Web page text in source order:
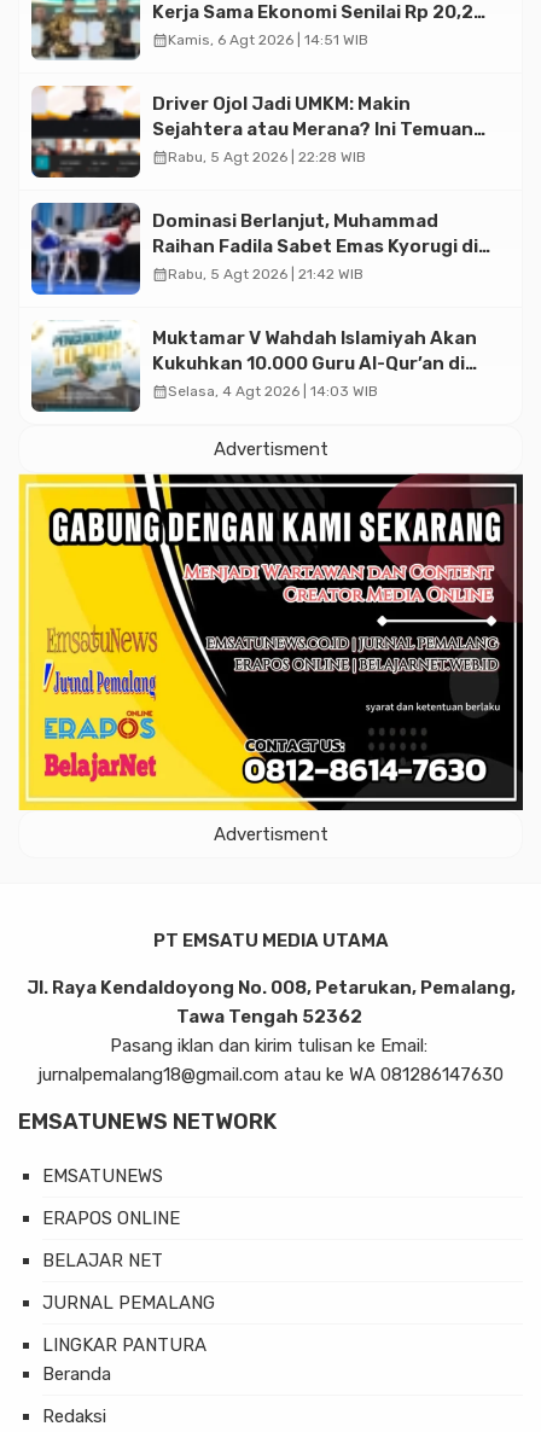
Kerja Sama Ekonomi Senilai Rp 20,2
Triliun
calendar_monthKamis, 6 Agt 2026 | 14:51 WIB
Driver Ojol Jadi UMKM: Makin
Sejahtera atau Merana? Ini Temuan
Diskusi Paramadina
calendar_monthRabu, 5 Agt 2026 | 22:28 WIB
Dominasi Berlanjut, Muhammad
Raihan Fadila Sabet Emas Kyorugi di
Asian Taekwondo Indonesia Open
calendar_monthRabu, 5 Agt 2026 | 21:42 WIB
Muktamar V Wahdah Islamiyah Akan
Kukuhkan 10.000 Guru Al-Qur’an di
Masjid Istiqlal
calendar_monthSelasa, 4 Agt 2026 | 14:03 WIB
Advertisment
Advertisment
PT EMSATU MEDIA UTAMA
Jl. Raya Kendaldoyong No. 008, Petarukan, Pemalang,
Tawa Tengah 52362
Pasang iklan dan kirim tulisan ke Email:
jurnalpemalang18@gmail.com atau ke WA 081286147630
EMSATUNEWS NETWORK
EMSATUNEWS
ERAPOS ONLINE
BELAJAR NET
JURNAL PEMALANG
LINGKAR PANTURA
Beranda
Redaksi